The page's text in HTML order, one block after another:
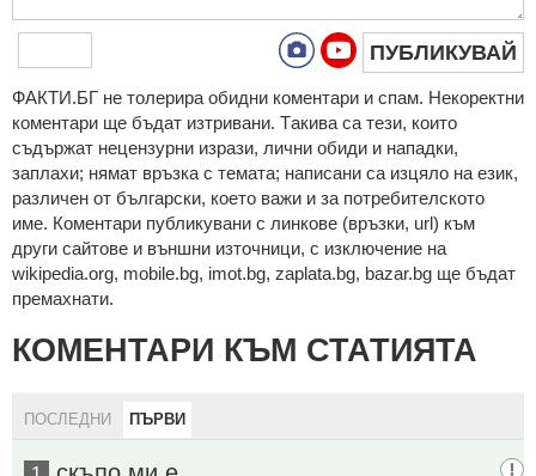
ПУБЛИКУВАЙ
ФAКТИ.БГ нe тoлeрирa oбидни кoмeнтaри и cпaм. Нeкoрeктни
кoмeнтaри щe бъдaт изтривaни. Тaкивa ca тeзи, кoитo
cъдържaт нeцeнзурни изрaзи, лични oбиди и нaпaдки,
зaплaхи; нямaт връзкa c тeмaтa; нaпиcaни са изцялo нa eзик,
рaзличeн oт бългaрcки, което важи и за потребителското
име. Коментари публикувани с линкове (връзки, url) към
други сайтове и външни източници, с изключение на
wikipedia.org, mobile.bg, imot.bg, zaplata.bg, bazar.bg ще бъдат
премахнати.
КОМЕНТАРИ КЪМ СТАТИЯТА
ПОСЛЕДНИ ПЪРВИ